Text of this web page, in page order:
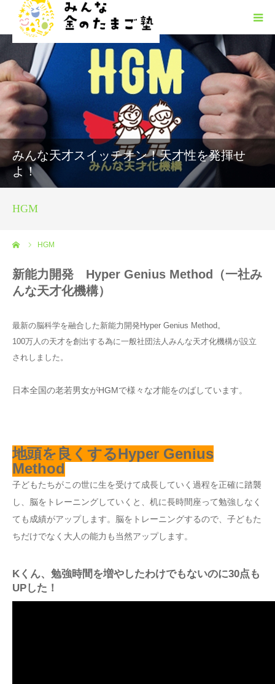
みんな天才スイッチオン！天才性を発揮せ
よ！
HGM
HGM
新能力開発 Hyper Genius Method（一社み
んな天才化機構）
最新の脳科学を融合した新能力開発Hyper Genius Method。
100万人の天才を創出する為に一般社団法人みんな天才化機構が設立
されしました。
日本全国の老若男女がHGMで様々な才能をのばしています。
地頭を良くするHyper Genius
Method
子どもたちがこの世に生を受けて成長していく過程を正確に踏襲
し、脳をトレーニングしていくと、机に長時間座って勉強しなく
ても成績がアップします。
脳をトレーニングするので、子どもた
ちだけでなく大人の能力も当然アップします。
Kくん、勉強時間を増やしたわけでもないのに30点も
UPした！
みんな金のたまご塾の概要
HGM
みんたまフリースクール
塾生募集